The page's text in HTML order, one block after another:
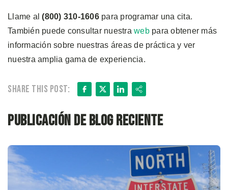
Llame al(800) 310-1606para programar una cita.
También puede consultar nuestra webpara obtener más
información sobre nuestras áreas de práctica y ver
nuestra amplia gama de experiencia.
Share this post: Facebook
X LinkedIn
Share
Publicación de blog reciente